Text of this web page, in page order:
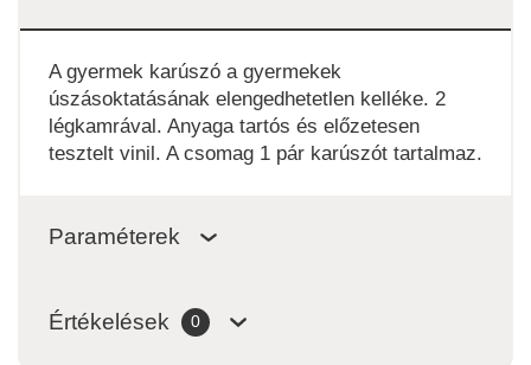
A gyermek karúszó a gyermekek
úszásoktatásának elengedhetetlen kelléke. 2
légkamrával. Anyaga tartós és előzetesen
tesztelt vinil. A csomag 1 pár karúszót tartalmaz.
Paraméterek
Értékelések 0